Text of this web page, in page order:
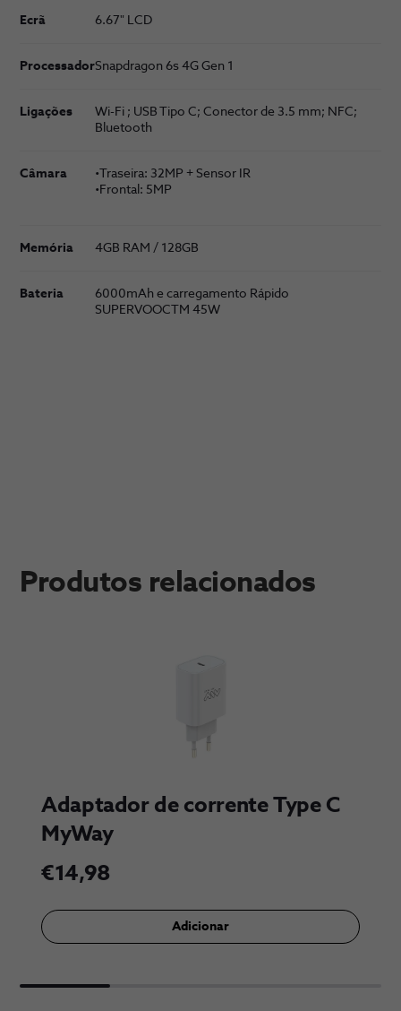
Ecrã 6.67" LCD
ProcessadorSnapdragon 6s 4G Gen 1
Ligações
Wi-Fi ; USB Tipo C; Conector de 3.5 mm; NFC;
Bluetooth
Câmara
•Traseira: 32MP + Sensor IR
•Frontal: 5MP
Memória 4GB RAM / 128GB
Bateria
6000mAh e carregamento Rápido
SUPERVOOCTM 45W
Produtos relacionados
Adaptador de corrente Type C
MyWay
€14,98
Adi​cionar